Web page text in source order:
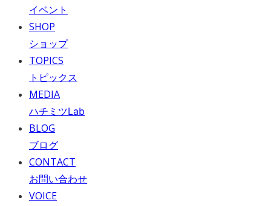
イベント
SHOP
ショップ
TOPICS
トピックス
MEDIA
ハチミツLab
BLOG
ブログ
CONTACT
お問い合わせ
VOICE